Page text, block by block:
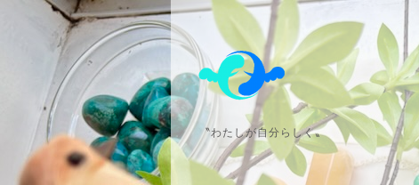
〝わたしが自分らしく〟